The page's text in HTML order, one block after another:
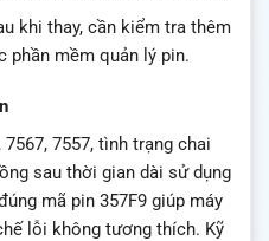
khi thay, cần kiểm tra thêm
phần mềm quản lý pin.
7557, tình trạng chai
sau thời gian dài sử dụng
mã pin 357F9 giúp máy
lỗi không tương thích. Kỹ